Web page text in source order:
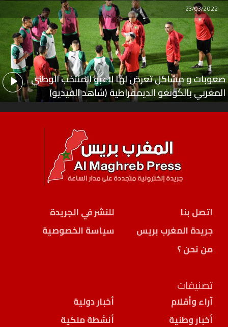
صعوبات و مشاكل تعرض لها لاعبو المنتخب الوطني
المغربي بالكونغو الديمقراطية (شاهد الفيديو)
23/03/2022
اتصل بنا
للنشر في الجريدة
جريدة المغرب بريس
سياسة الخصوصية
من نحن ؟
تصنيفات
آراء وأقلام
أخبار دولية
أخبار وطنية
أنشطة ملكية